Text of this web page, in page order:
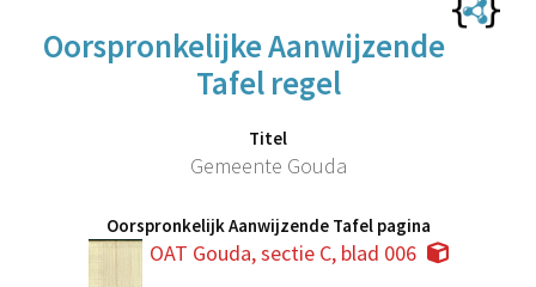
Oorspronkelijke Aanwijzende
Tafel regel
Titel
Gemeente Gouda
Oorspronkelijk Aanwijzende Tafel pagina
OAT Gouda, sectie C, blad 006